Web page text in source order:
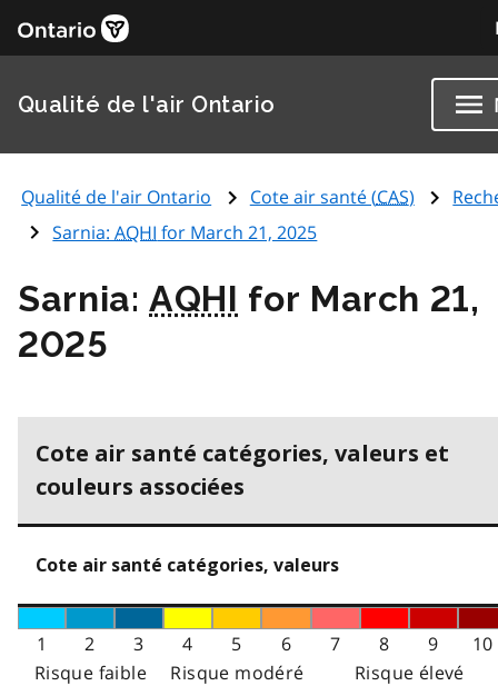
Qualité de l'air Ontario
Qualité de l'air Ontario Cote air santé (CAS)
Sarnia:AQHI for March 21, 2025
Sarnia:AQHI for March 21,
2025
Cote air santé catégories, valeurs et
couleurs associées
Cote air santé catégories, valeurs
1 2 3 4 5 6 7 8 9
10
Risque faible
Risque modéré
Risque élevé